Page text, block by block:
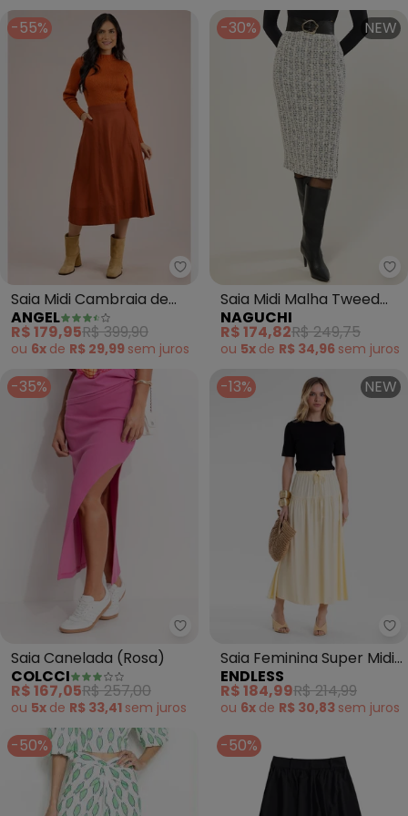
-55%
Angel - Saia Midi Cambraia de
Saia Midi Cambraia de
Algodão (Marrom)
ANGEL
R$ 179,95R$ 399,90
ou 6x de R$ 29,99 sem juros
-30% NEW
Saia Midi Malha Tweed
(Preto)
NAGUCHI
R$ 174,82R$ 249,75
ou 5x de R$ 34,96 sem juros
-35%
Colcci - Saia Canelada (Rosa)
Saia Canelada (Rosa)
COLCCI
R$ 167,05R$ 257,00
ou 5x de R$ 33,41 sem juros
-13% NEW
Saia Feminina Super Midi
Evasê Lisa (Amarelo)
ENDLESS
R$ 184,99R$ 214,99
ou 6x de R$ 30,83 sem juros
-50% -50%